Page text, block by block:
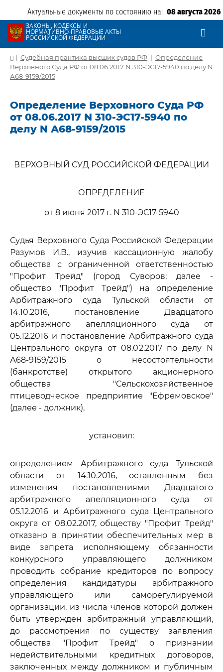
Актуальные документы по состоянию на: 08 августа 2026
ЗАКОНЫ, КОДЕКСЫ И
НОРМАТИВНО-ПРАВОВЫЕ АКТЫ
РОССИЙСКОЙ ФЕДЕРАЦИИ
| Судебная практика высших судов РФ | Определение
Верховного Суда РФ от 08.06.2017 N 310-ЭС17-5940 по делу N
А68-9159/2015
Определение Верховного Суда РФ
от 08.06.2017 N 310-ЭС17-5940 по
делу N А68-9159/2015
ВЕРХОВНЫЙ СУД РОССИЙСКОЙ ФЕДЕРАЦИИ
ОПРЕДЕЛЕНИЕ
от 8 июня 2017 г. N 310-ЭС17-5940
Судья Верховного Суда Российской Федерации
Разумов И.В., изучив кассационную жалобу
общества с ограниченной ответственностью
"Профит Трейд" (город Суворов; далее -
общество "Профит Трейд") на определение
Арбитражного суда Тульской области от
14.10.2016, постановление Двадцатого
арбитражного апелляционного суда от
05.12.2016 и постановление Арбитражного суда
Центрального округа от 08.02.2017 по делу N
А68-9159/2015 о несостоятельности
(банкротстве) открытого акционерного
общества "Сельскохозяйственное
птицеводческое предприятие "Ефремовское"
(далее - должник),
установил:
определением Арбитражного суда Тульской
области от 14.10.2016, оставленным без
изменения постановлениями Двадцатого
арбитражного апелляционного суда от
05.12.2016 и Арбитражного суда Центрального
округа от 08.02.2017, обществу "Профит Трейд"
отказано в принятии обеспечительных мер в
виде запрета исполняющему обязанности
конкурсного управляющего должником
проводить собрание кредиторов по вопросу
определения кандидатуры арбитражного
управляющего или саморегулируемой
организации, из числа членов которой должен
быть утвержден арбитражный управляющий,
до рассмотрения по существу заявления
общества "Профит Трейд" о признании
недействительными кредитных договоров,
заключенных между должником и публичным